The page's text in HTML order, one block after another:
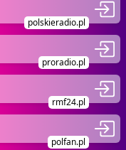
polskieradio.pl
proradio.pl
rmf24.pl
polfan.pl